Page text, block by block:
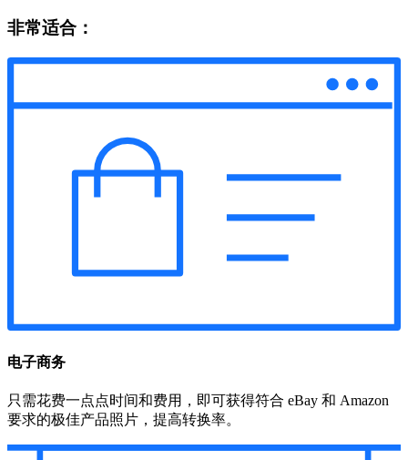
非常适合：
电子商务
只需花费一点点时间和费用，即可获得符合 eBay 和 Amazon
要求的极佳产品照片，提高转换率。